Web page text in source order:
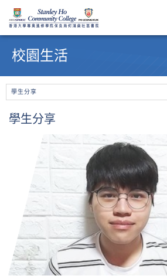
始
校園生活
學生分享
學生分享